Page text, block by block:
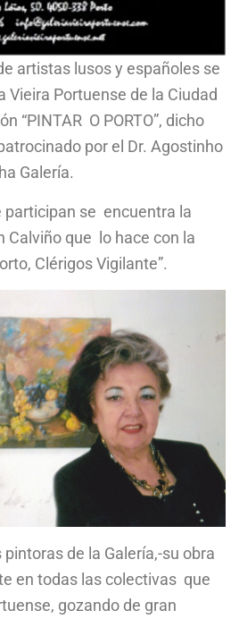
artistas lusos y españoles se
Vieira Portuense de la Ciudad
“PINTAR O PORTO”, dicho
por el Dr. Agostinho
Galería.
participan se encuentra la
Calviño que lo hace con la
Clérigos Vigilante”.
de la Galería,-su obra
en todas las colectivas que
gozando de gran